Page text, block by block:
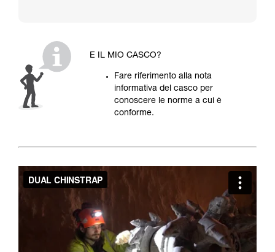
E IL MIO CASCO?
Fare riferimento alla nota
informativa del casco per
conoscere le norme a cui è
conforme.